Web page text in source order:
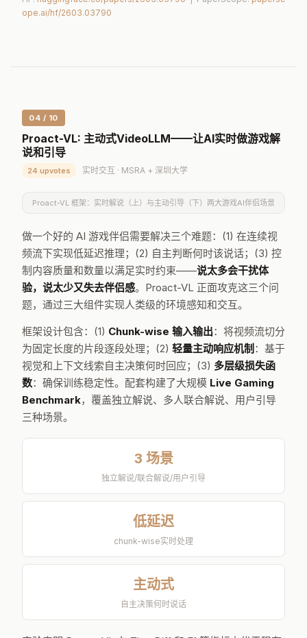
增益进一步提升至 +8.6%。结果表明 显式文本结构化是一
个通用的中间表示（IR）
Proact-VL: 主动式VideoLLM——让AI实时做游戏解
24 upvotes 实时交互 · MSRA + 深圳大学
Proact-VL 框架：实时解说（上）与主动引导（下）两大游戏AI伴侣场景
做一个好的 AI 游戏伴侣需要解决三个难题：(1) 在连续视
制内容质量和数量以满足实时约束——说太多会干扰体
验，说太少又失去伴侣感。Proact-VL 正面攻克这三个问
题，通过三大组件实现人类级的环境感知和交互。
框架设计包含：(1)Chunk-wise 输入输出：将视频流切分
为固定长度的片段逐段处理；(2)
，覆盖独立解说、多人联合解说、用户引导
3 场景
独立解说/联合解说/用户引导
低延迟
chunk-wise实时处理